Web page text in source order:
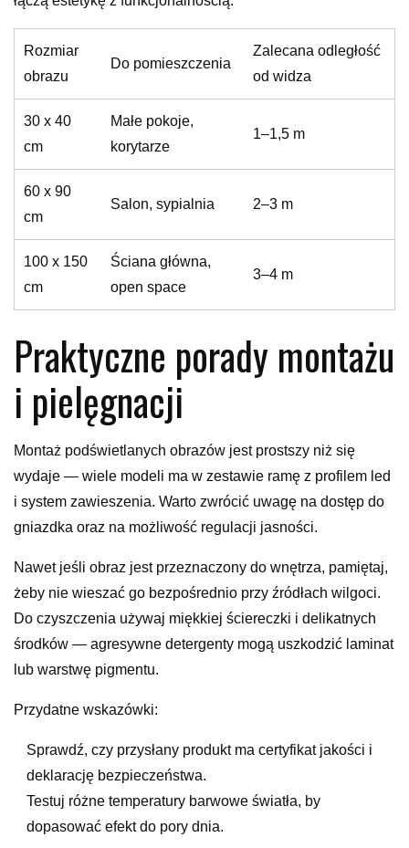
Rozmiar
obrazu
Do pomieszczenia
Zalecana odległość
od widza
30 x 40
cm
Małe pokoje,
korytarze
1–1,5 m
60 x 90
cm
Salon, sypialnia 2–3 m
100 x 150
cm
Ściana główna,
open space
3–4 m
Praktyczne porady montażu
i pielęgnacji
Montaż podświetlanych obrazów jest prostszy niż się
wydaje — wiele modeli ma w zestawie ramę z profilem led
i system zawieszenia. Warto zwrócić uwagę na dostęp do
gniazdka oraz na możliwość regulacji jasności.
Nawet jeśli obraz jest przeznaczony do wnętrza, pamiętaj,
żeby nie wieszać go bezpośrednio przy źródłach wilgoci.
Do czyszczenia używaj miękkiej ściereczki i delikatnych
środków — agresywne detergenty mogą uszkodzić laminat
lub warstwę pigmentu.
Przydatne wskazówki:
Sprawdź, czy przysłany produkt ma certyfikat jakości i
deklarację bezpieczeństwa.
Testuj różne temperatury barwowe światła, by
dopasować efekt do pory dnia.